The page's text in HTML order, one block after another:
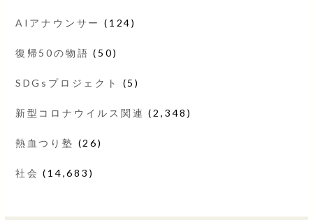
AIアナウンサー (124)
復帰50の物語 (50)
SDGsプロジェクト (5)
新型コロナウイルス関連 (2,348)
熱血つり塾 (26)
社会 (14,683)